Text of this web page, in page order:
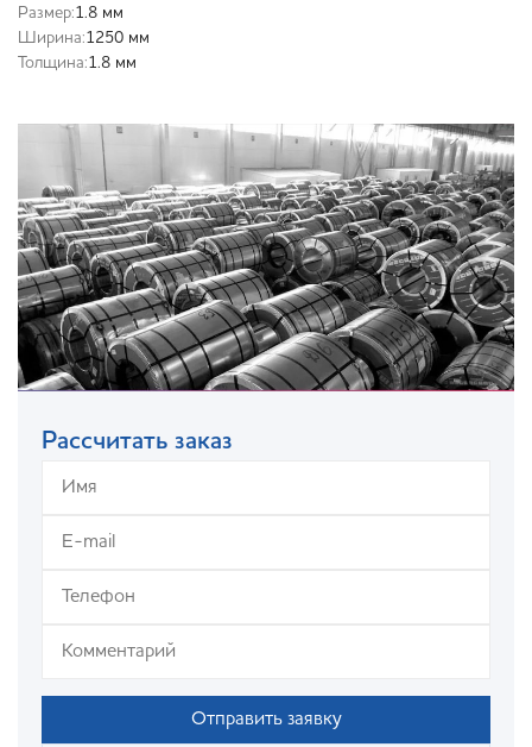
Размер:1.8 мм
Ширина:1250 мм
Толщина:1.8 мм
Рассчитать заказ
Отправить заявку